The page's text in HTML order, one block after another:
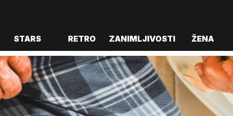
STARS RETRO ZANIMLJIVOSTI ŽENA